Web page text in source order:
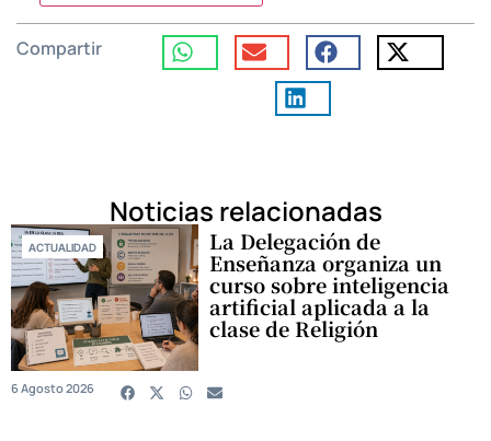
Compartir
Noticias relacionadas
ACTUALIDAD La Delegación de
Enseñanza organiza un
curso sobre inteligencia
artificial aplicada a la
clase de Religión
6 Agosto 2026